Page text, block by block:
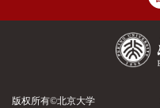
版权所有©北京大学